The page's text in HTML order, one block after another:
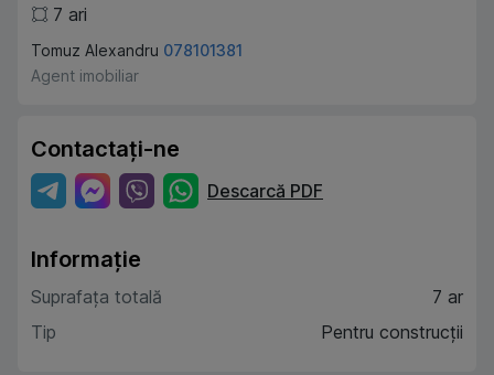
7 ari
Tomuz Alexandru 078101381
Agent imobiliar
Contactați-ne
Descarcă PDF
Informație
Suprafața totală
7 ar
Tip
Pentru construcții